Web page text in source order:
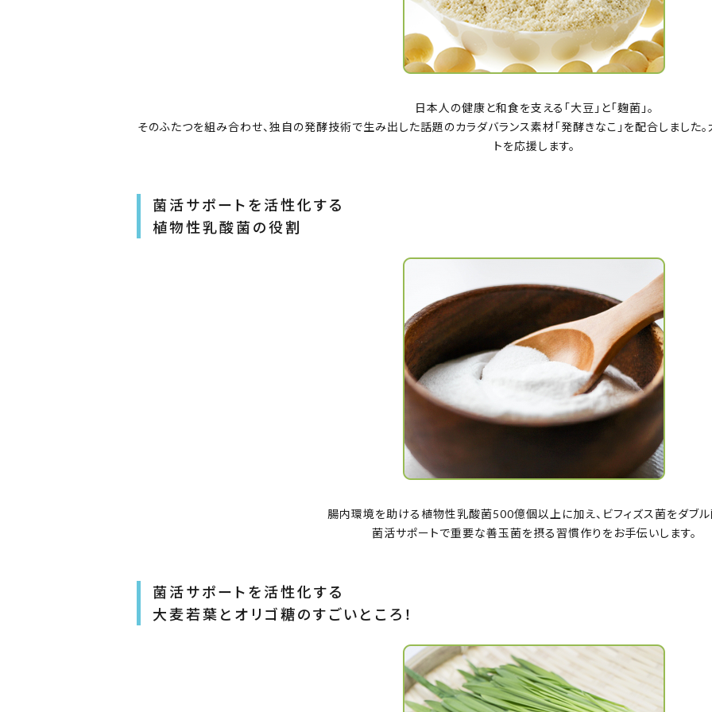
日本人の健康と和食を支える「大豆」と「麹菌」。
そのふたつを組み合わせ、独自の発酵技術で生み出した話題のカラダバランス素材「発酵きなこ」を配合しました
トを応援します。
菌活サポートを活性化する
植物性乳酸菌の役割
腸内環境を助ける植物性乳酸菌500億個以上に加え、ビフィズス菌をダブル
菌活サポートで重要な善玉菌を摂る習慣作りをお手伝いします。
菌活サポートを活性化する
大麦若葉とオリゴ糖のすごいところ！